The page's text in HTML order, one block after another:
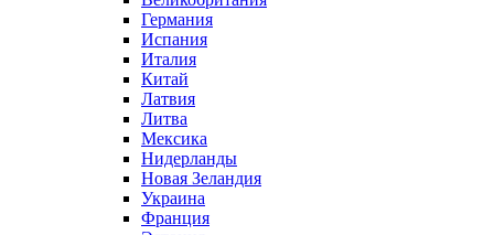
Германия
Испания
Италия
Китай
Латвия
Литва
Мексика
Нидерланды
Новая Зеландия
Украина
Франция